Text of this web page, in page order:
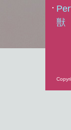
獣